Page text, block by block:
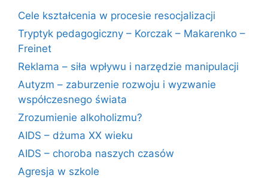
Cele kształcenia w procesie resocjalizacji
Tryptyk pedagogiczny – Korczak – Makarenko –
Freinet
Reklama – siła wpływu i narzędzie manipulacji
Autyzm – zaburzenie rozwoju i wyzwanie
współczesnego świata
Zrozumienie alkoholizmu?
AIDS – dżuma XX wieku
AIDS – choroba naszych czasów
Agresja w szkole